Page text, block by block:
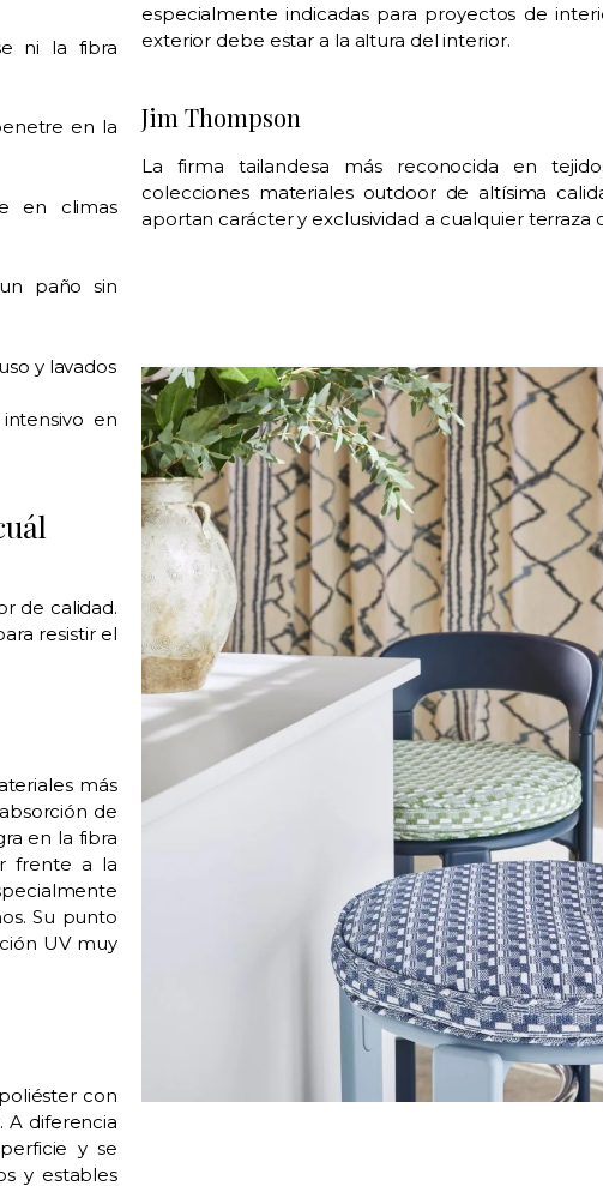
ni la fibra
en la
en climas
paño sin
y lavados
en
de calidad.
resistir el
más
de
en la fibra
frente a la
Su punto
UV muy
con
diferencia
y se
y estables
especialmente indicadas para proyectos de
exterior debe estar a la altura del interior.
Jim Thompson
La firma tailandesa más reconocida en
colecciones materiales outdoor de altísima
aportan carácter y exclusividad a cualquier terraza